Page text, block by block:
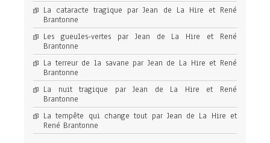
La cataracte tragique par Jean de La Hire et René
Brantonne
Les gueules-vertes par Jean de La Hire et René
Brantonne
La terreur de la savane par Jean de La Hire et René
Brantonne
La nuit tragique par Jean de La Hire et René
Brantonne
La tempête qui change tout par Jean de La Hire et
René Brantonne